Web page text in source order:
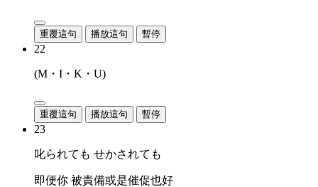
重覆這句 播放這句 暫停
22
(M・I・K・U)
重覆這句 播放這句 暫停
23
叱られても せかされても
即便你 被責備或是催促也好